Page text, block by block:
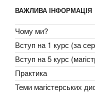
ВАЖЛИВА ІНФОРМАЦІЯ
Чому ми?
Вступ на 1 курс (за
Вступ на 5 курс
Практика
Теми магістерських